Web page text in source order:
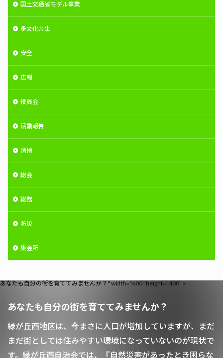
国土交通省モデル事業
多文化共生
安全
広報
役員会
活動報告
清掃
総会
総務
防災
集会所
あなたも自分の街を育ててみませんか？" width="600" height="400" >
あなたも自分の街を育ててみませんか？
緑が丘西地区は、今まさに人口が増加していますが、まだ
まだ街としては住みやすい環境になっていないのが現状で
す。緑が丘西自治会では、『自然災害があったとき困らな